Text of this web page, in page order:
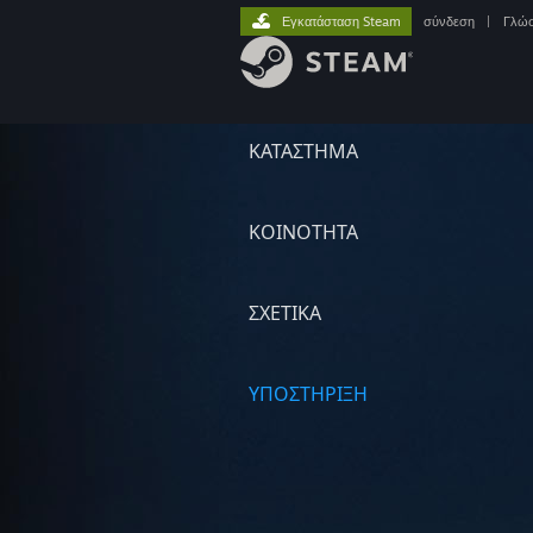
ΚΑΤΑΣΤΗΜΑ
ΚΟΙΝΟΤΗΤΑ
ΣΧΕΤΙΚΆ
ΥΠΟΣΤΗΡΙΞΗ
Εγκατάσταση Steam σύνδεση